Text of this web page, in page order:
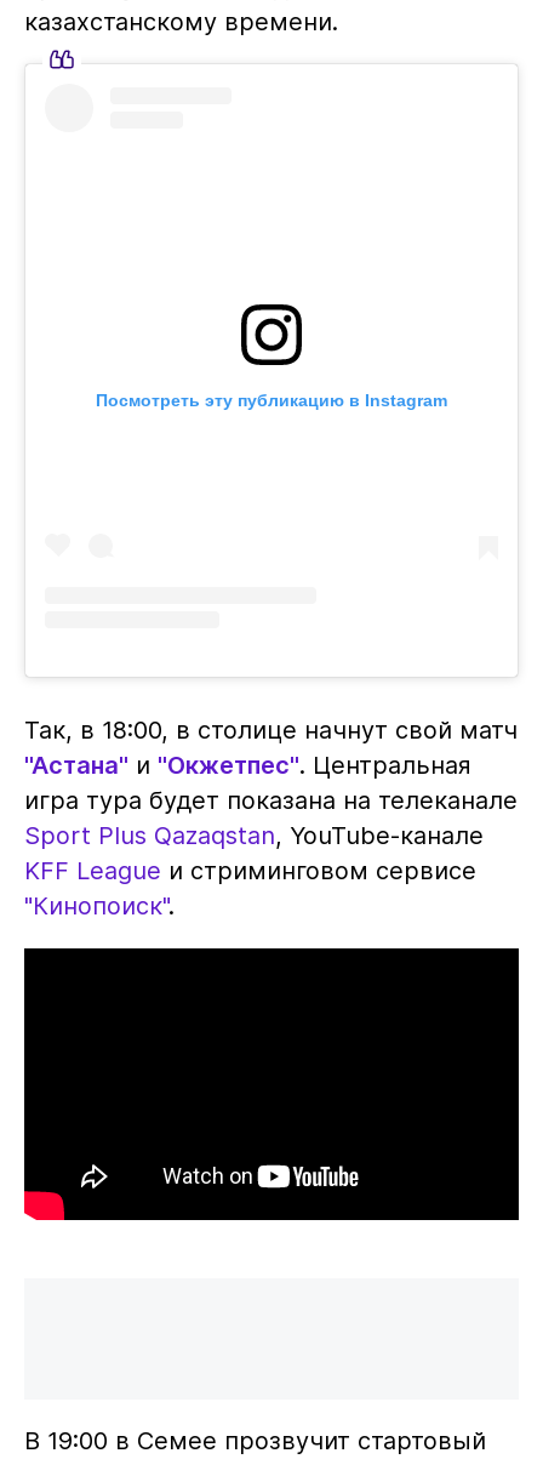
казахстанскому времени.
Посмотреть эту публикацию в Instagram
Так, в 18:00, в столице начнут свой матч
"Астана" и "Окжетпес". Центральная
игра тура будет показана на телеканале
Sport Plus Qazaqstan, YouTube-канале
KFF League и стриминговом сервисе
"Кинопоиск".
В 19:00 в Семее прозвучит стартовый